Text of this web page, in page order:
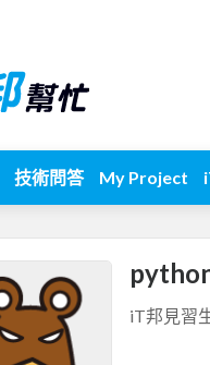
技術問答 My Project
iT邦見習